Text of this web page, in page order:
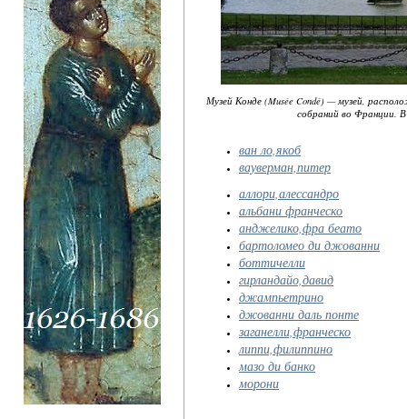
Музей Конде (Musée Condé) — музей,
собраний во Франции. В
ван ло,якоб
вауверман,питер
аллори,алессандро
альбани франческо
анджелико,фра беато
бартоломео ди джованни
боттичелли
гирландайо,давид
джампьетрино
джованни даль понте
заганелли,франческо
липпи,филиппино
мазо ди банко
морони